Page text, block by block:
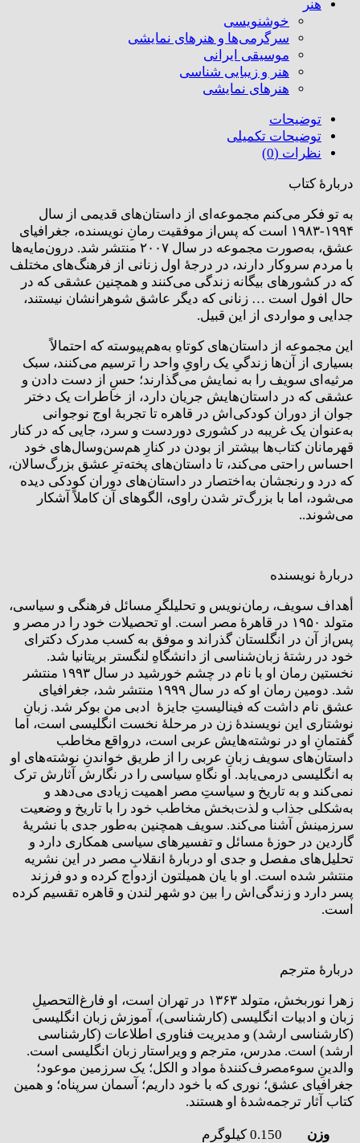
هنر
خوشنویسی
سرگرمی‌ها و هنرهای نمایشی
موسیقی ایرانی
هنر و زیبایی شناسی
هنر‌های نمایشی
توضیحات
توضیحات تکمیلی
نظرات (0)
دربارۀ کتاب
به تو فکر می‌کنم مجموعه‌ای از داستان‌های قدیمی از سال
۱۹۹۴-۱۹۸۳ است که پس‌از موفقیت رمانِ نویسنده، جغرافیای
عشق، به‌صورت مجموعه در سال ۲۰۰۷ منتشر شد. درون‌مایه‌ها
با مردم سروکار دارند، در درجۀ اول زنانی از فرهنگ‌های مختلف
که در کشورهای بیگانه زندگی می‌کنند و همچنین عشقی که در
حال افول است … زنانی که دیگر عاشق شوهرانشان نیستند،
جدایی و مواردی از این قبیل.
این مجموعه از داستان‌های کوتاهِ به‌هم‌پیوسته که احتمالاً
بسیاری از آن‌ها زندگیِ یک راویِ واحد را ترسیم می‌کنند، سبک
مرثیه‌ای سویف را به نمایش می‌گذارند؛ حسِ از دست دادن و
عشقی که در داستان‌هایش جریان دارد، از خاطرات یک دختر
جوان از دوران کودکی‌اش در قاهره تا تجربۀ اوج نوجوانی
به‌عنوان یک غریبه در کشوری دوردست و سرد، جایی که در کنار
قهرمانان کتاب‌ها بیشتر از بودن در کنارِ هم‌سن‌وسال‌های خود
احساس راحتی می‌کند، تا داستان‌های پخته‌ترِ عشق بزرگ‌سالان،
که درد و رنجشان به‌اختصار در داستان‌های دوران کودکی دیده
می‌شود، اما با بزرگ‌تر شدن راوی، الگوهای آن کاملاً آشکار
می‌شوند..
دربارۀ نویسنده
أهداف سویف، رمان‌نویس و تحلیلگرِ مسائل فرهنگی و سیاسی،
متولد ۱۹۵۰ در قاهرۀ مصر است. او تحصیلات خود را در مصر و
پس‌از آن در انگلستان گذراند و موفق به کسب مدرک دکترای
خود در رشتۀ زبان‌شناسی از دانشگاهِ لنگستر بریتانیا شد.
نخستین رمان او با نام در چشم خورشید در سال ۱۹۹۳ منتشر
شد. دومین رمان او که در سال ۱۹۹۹ منتشر شد، جغرافیای
عشق نام داشت که فینالیستِ جایزۀ ادبی من بوکر شد. زبانِ
نوشتاری این نویسندۀ زن در مرحلۀ نخست انگلیسی است، اما
گفتمانِ او در نوشته‌هایش عربی است، درواقع مخاطب
داستان‌های سویف زبانِ عربی را از طریق خواندنِ نوشته‌های او
به انگلیسی درمی‌یابد. او نگاهِ سیاسی را در نگارش آثارش ترک
نمی‌کند و به تاریخ و سیاستِ مصر اهمیت زیادی می‌دهد و
به‌شکلی جذاب و لذت‌بخش مخاطب خود را با تاریخ و وضعیت
سرزمینش آشنا می‌کند. سویف همچنین به‌طور جدی با نشریۀ
گاردین در حوزۀ مسائل و تفسیرهای سیاسی همکاری دارد و
تحلیل‌های مفصل و جدی او دربارۀ انقلابِ مصر در این نشریه
منتشر شده است. او با یان همیلتون ازدواج کرده و دو فرزند
پسر دارد و زندگی‌اش را بین دو شهر لندن و قاهره تقسیم کرده
است.
دربارهٔ مترجم
زهرا نوربخش، متولد ۱۳۶۳ در تهران است، او فارغ‌التحصیلِ
زبان و ادبیات انگلیسی (کارشناسی)، آموزش زبان انگلیسی
(کارشناسی ارشد) و مدیریت فناوری اطلاعات (کارشناسی
ارشد) است. مدرس، مترجم و ویراستار زبان انگلیسی است.
والدینِ سوء‌مصرف‌‌کنندۀ مواد و الکل؛ یک سرزمین موعود؛
جغرافیای عشق؛ نوری که با خود داریم؛ آسمان سرپناه؛ و همین
کتاب آثار ترجمه‌شدۀ او هستند.
وزن 0.150 کیلوگرم